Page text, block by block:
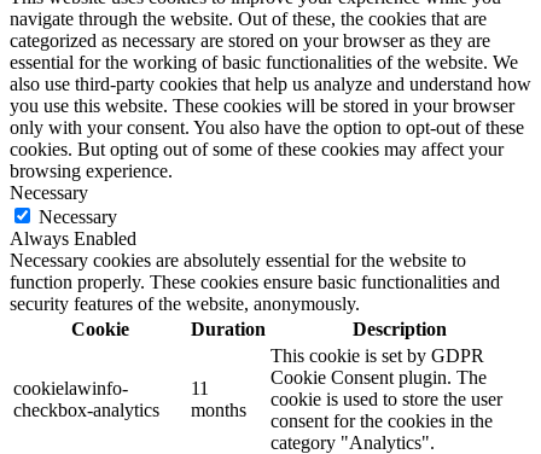
navigate through the website. Out of these, the cookies that are
categorized as necessary are stored on your browser as they are
essential for the working of basic functionalities of the website. We
also use third-party cookies that help us analyze and understand how
you use this website. These cookies will be stored in your browser
only with your consent. You also have the option to opt-out of these
cookies. But opting out of some of these cookies may affect your
browsing experience.
Necessary
Necessary
Always Enabled
Necessary cookies are absolutely essential for the website to
function properly. These cookies ensure basic functionalities and
security features of the website, anonymously.
Cookie
Duration Description
cookielawinfo-
checkbox-analytics
11
months
This cookie is set by GDPR
Cookie Consent plugin. The
cookie is used to store the user
consent for the cookies in the
category "Analytics".